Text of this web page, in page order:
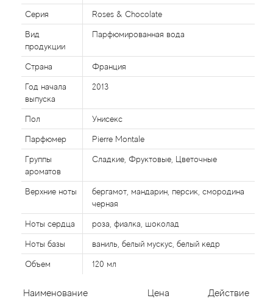
Серия Roses & Chocolate
Вид
продукции
Парфюмированная вода
Страна Франция
Год начала
выпуска
2013
Пол Унисекс
Парфюмер Pierre Montale
Группы
ароматов
Сладкие, Фруктовые, Цветочные
Верхние ноты
бергамот, мандарин, персик, смородина
черная
Ноты сердца роза, фиалка, шоколад
Ноты базы ваниль, белый мускус, белый кедр
Объем 120 мл
Наименование Цена Действие
Al Haramain
Al Jazeera
Alaia Paris
Alexander McQueen
Alexandre Barthet
Alexandre J
Alyson Oldoini
Alyssa Ashley
American Crew